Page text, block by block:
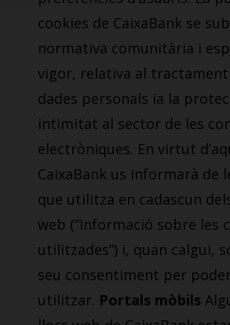
cookies de CaixaBank se
normativa comunitària i
vigor, relativa al tractament
dades personals ia la
intimitat al sector de les
electròniques. En virtut
CaixaBank us informarà de
que utilitza en cadascun
web (“Informació sobre les
utilitzades”) i, quan calgui,
seu consentiment per
utilitzar. Portals mòbils